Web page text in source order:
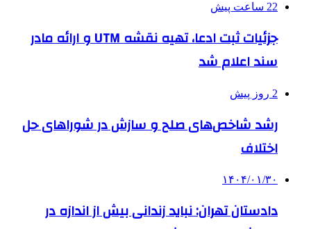
22 ساعت پیش
جزئیات ثبت ادعا، تهیه نقشه UTM و ارائه مادر
سند اعلام شد
2 روز پیش
رشد شاخص‌های صلح و سازش در شوراهای حل
اختلاف
۱۴۰۴/۰۱/۳۰
دادستان تهران: نباید زندانی بیش از اندازه در